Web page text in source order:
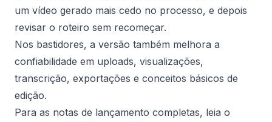
um vídeo gerado mais cedo no processo, e depois
revisar o roteiro sem recomeçar.
Nos bastidores, a versão também melhora a
confiabilidade em uploads, visualizações,
transcrição, exportações e conceitos básicos de
edição.
Para as notas de lançamento completas, leia o